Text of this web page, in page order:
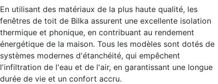
En utilisant des matériaux de la plus haute qualité, les
fenêtres de toit de Bilka assurent une excellente isolation
thermique et phonique, en contribuant au rendement
énergétique de la maison. Tous les modèles sont dotés de
systèmes modernes d'étanchéité, qui empêchent
l'infiltration de l'eau et de l'air, en garantissant une longue
durée de vie et un confort accru.